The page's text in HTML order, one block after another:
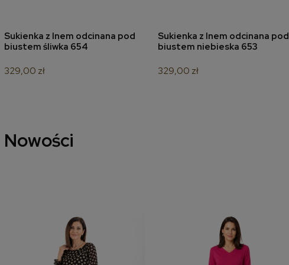
dodaj do koszyka
Sukienka z lnem odcinana pod
biustem śliwka 654
329,00 zł
dodaj do koszyka
Sukienka z lnem odcinana pod
biustem niebieska 653
329,00 zł
Nowości